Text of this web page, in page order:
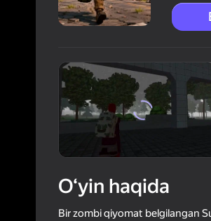
O‘yin haqida
Bir zombi qiyomat belgilangan